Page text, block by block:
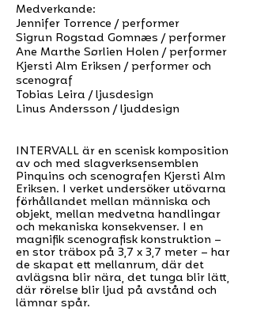
Medverkande:
Jennifer Torrence / performer
Sigrun Rogstad Gomnæs / performer
Ane Marthe Sørlien Holen / performer
Kjersti Alm Eriksen / performer och
scenograf
Tobias Leira / ljusdesign
Linus Andersson / ljuddesign
INTERVALL är en scenisk komposition
av och med slagverksensemblen
Pinquins och scenografen Kjersti Alm
Eriksen. I verket undersöker utövarna
förhållandet mellan människa och
objekt, mellan medvetna handlingar
och mekaniska konsekvenser. I en
magnifik scenografisk konstruktion –
en stor träbox på 3,7 x 3,7 meter – har
de skapat ett mellanrum, där det
avlägsna blir nära, det tunga blir lätt,
där rörelse blir ljud på avstånd och
lämnar spår.